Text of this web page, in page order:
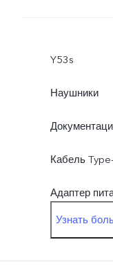
Y53s
Наушники
Кабель
Адаптер
Скрепка
Узнать